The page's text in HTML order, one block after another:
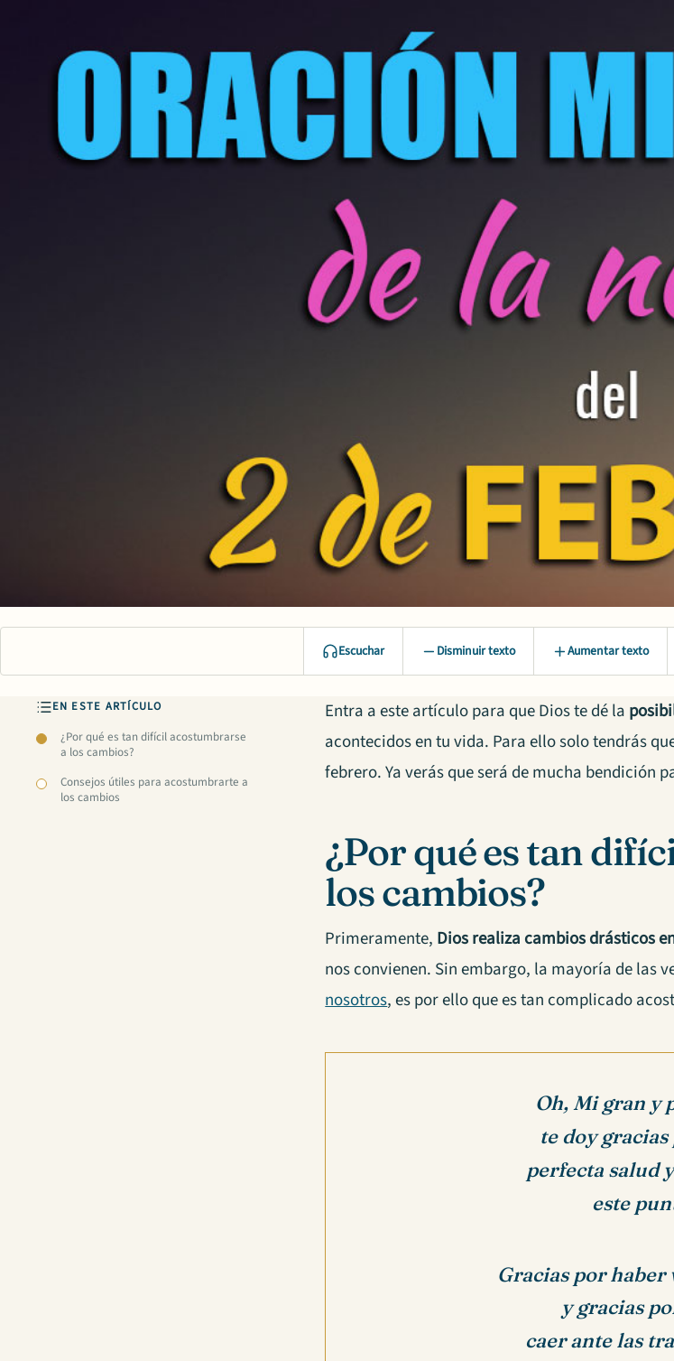
Escuchar Disminuir texto Aumentar texto
EN ESTE ARTÍCULO
¿Por qué es tan difícil acostumbrarse
a los cambios?
Consejos útiles para acostumbrarte a
los cambios
Entra a este artículo para que Dios te dé la
acontecidos en tu vida. Para ello solo tendrás
febrero. Ya verás que será de mucha bendición
¿Por qué es tan
los cambios?
Primeramente, Dios realiza cambios drásticos
nos convienen. Sin embargo, la mayoría de las
nosotros, es por ello que es tan complicado
Oh, Mi gran y
te doy
perfecta salud
este
Gracias por haber
y gracias
caer ante las